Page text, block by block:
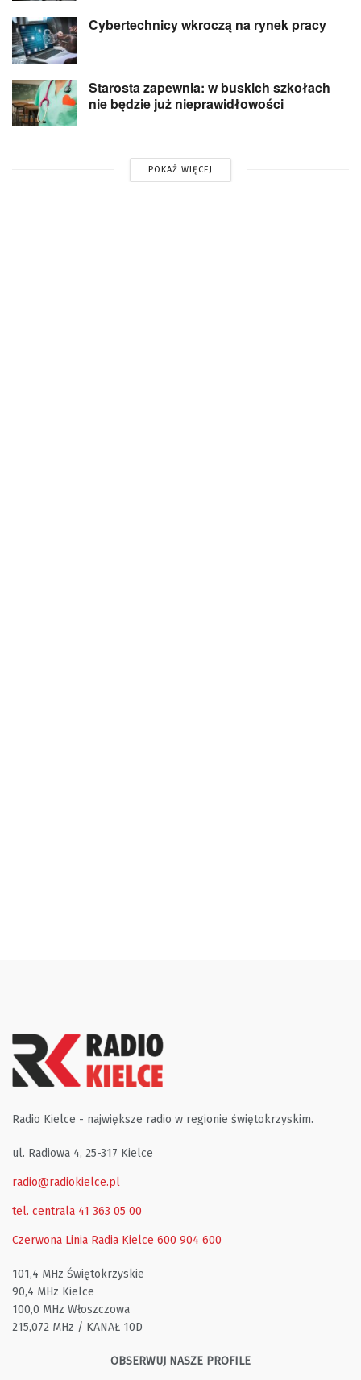
Cybertechnicy wkroczą na rynek pracy
Starosta zapewnia: w buskich szkołach
nie będzie już nieprawidłowości
POKAŻ WIĘCEJ
Radio Kielce - największe radio w regionie świętokrzyskim.
ul. Radiowa 4, 25-317 Kielce
radio@radiokielce.pl
tel. centrala 41 363 05 00
Czerwona Linia Radia Kielce 600 904 600
101,4 MHz Świętokrzyskie
90,4 MHz Kielce
100,0 MHz Włoszczowa
215,072 MHz / KANAŁ 10D
OBSERWUJ NASZE PROFILE